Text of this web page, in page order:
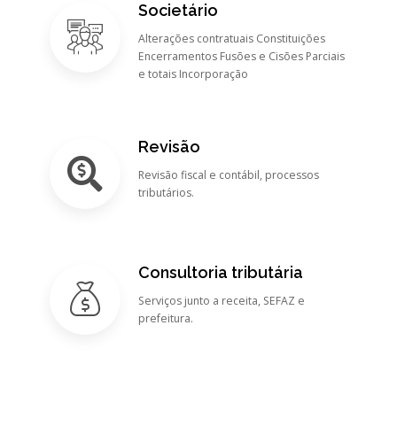
Societário
Alterações contratuais Constituições
Encerramentos Fusões e Cisões Parciais
e totais Incorporação
Revisão
Revisão fiscal e contábil, processos
tributários.
Consultoria tributária
Serviços junto a receita, SEFAZ e
prefeitura.